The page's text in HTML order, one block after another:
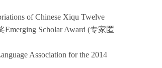
of Chinese Xiqu Twelve
Emerging Scholar Award (专家匿
Association for the 2014